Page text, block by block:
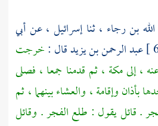
بن رجاء ، ثناإسرائيل ، عنأبي
عبد الرحمن بن يزيدقال :خرجت
، إلىمكة ،ثم قدمنا جمعا ، فصلى
وإقامة ، والعشاء بينهما ، ثم
. قائل يقول : طلع الفجر . وقائل